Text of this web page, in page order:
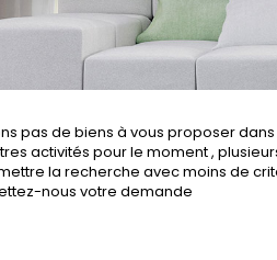
pas de biens à vous proposer
activités pour le moment ,
la recherche avec moins de
nous votre demande